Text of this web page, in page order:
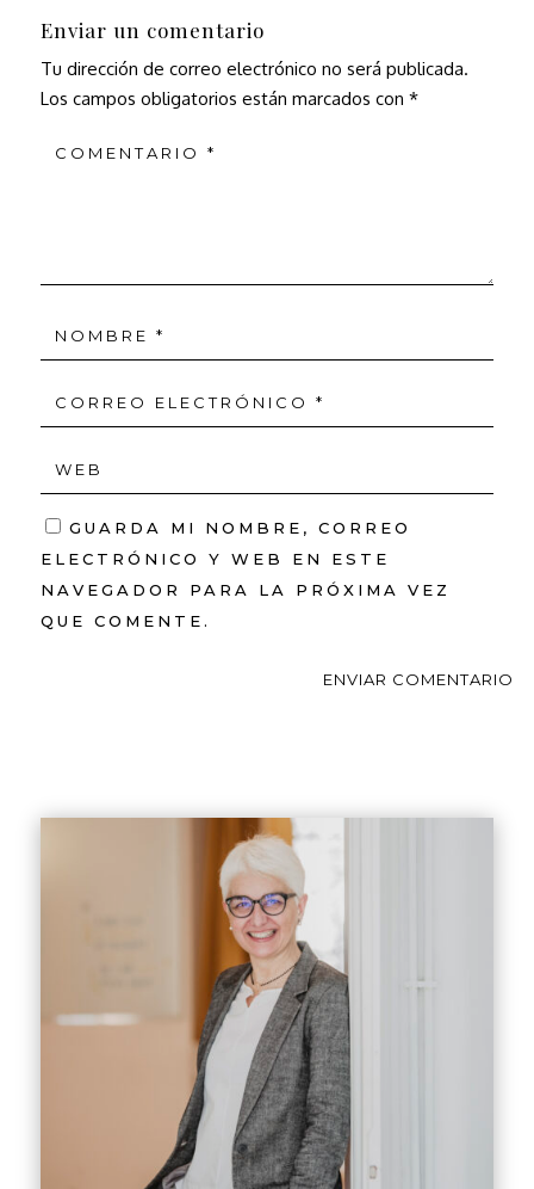
Enviar un comentario
Tu dirección de correo electrónico no será publicada.
Los campos obligatorios están marcados con *
GUARDA MI NOMBRE, CORREO
ELECTRÓNICO Y WEB EN ESTE
NAVEGADOR PARA LA PRÓXIMA VEZ
QUE COMENTE.
ENVIAR COMENTARIO